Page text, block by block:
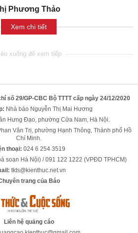
Phương Thảo
Xem chi tiết
số 29/GP-CBC Bộ TTTT cấp ngày 24/12/2020
Nhà báo Nguyễn Thị Mai Hương
Hưng Đạo, phường Cửa Nam, Hà Nội.
Văn Trị, phường Hạnh Thông, Thành phố Hồ
Chí Minh.
thoại: 024 6 254 3519
soạn Hà Nội) / 091 122 1222 (VPĐD TPHCM)
tkts@kienthuc.net.vn
trang của Báo
Liên hệ quảng cáo